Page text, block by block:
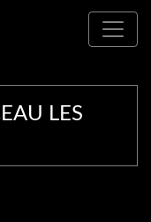
: Nos partenaires
LES